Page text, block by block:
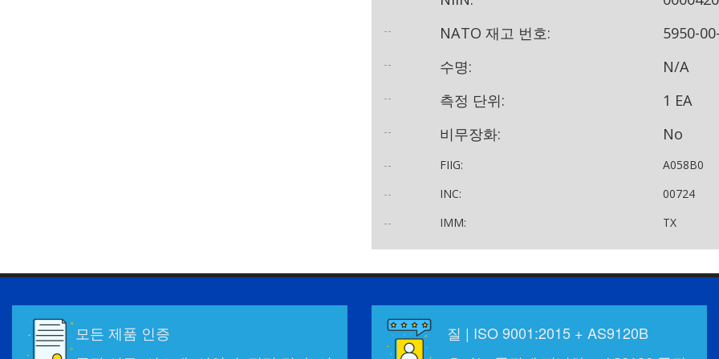
-- NATO 재고 번호: 5950-
-- 수명: N/A
-- 측정 단위: 1 EA
-- 비무장화: No
-- FIIG:
A058B0
--
INC:
00724
--
IMM: TX
모든 제품 인증 질 | ISO 9001:2015 + AS9120B